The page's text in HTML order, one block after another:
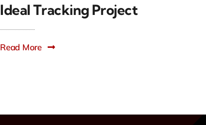
Ideal Tracking Project
Read More